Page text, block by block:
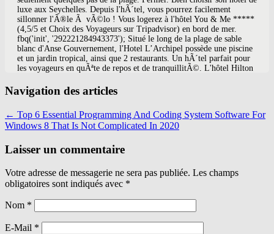
Navigation des articles
← Top 6 Essential Programming And Coding System Software For
Windows 8 That Is Not Complicated In 2020
Laisser un commentaire
Votre adresse de messagerie ne sera pas publiée. Les champs
obligatoires sont indiqués avec *
Nom *
E-Mail *